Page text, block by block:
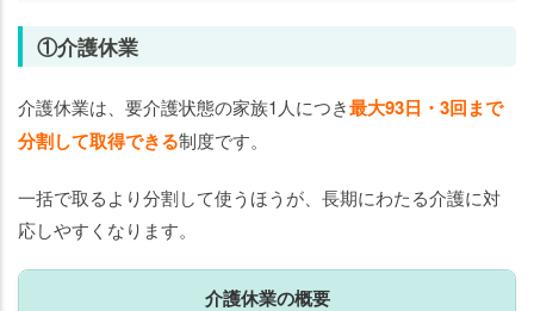
①介護休業
介護休業は、要介護状態の家族1人につき最大93日・3回まで
分割して取得できる制度です。
一括で取るより分割して使うほうが、長期にわたる介護に対
応しやすくなります。
介護休業の概要